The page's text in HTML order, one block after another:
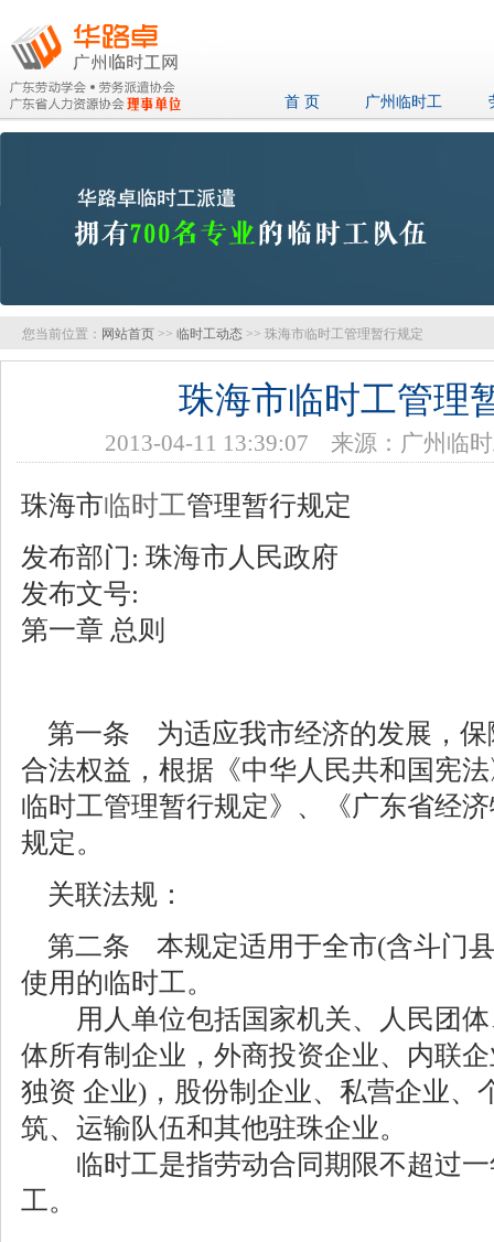
首 页 广州临时工
您当前位置： 网站首页 >> 临时工动态 >> 珠海市临时工管理暂行规定
珠海市临时工管理
2013-04-11 13:39:07 来源：广州临
珠海市临时工管理暂行规定
发布部门: 珠海市人民政府
发布文号:
第一章 总则
第一条 为适应我市经济的发展，保
合法权益，根据《中华人民共和国宪
临时工管理暂行规定》、《广东省经
规定。
关联法规：
第二条 本规定适用于全市(含斗门
使用的临时工。
用人单位包括国家机关、人民团体
体所有制企业，外商投资企业、内联
独资 企业)，股份制企业、私营企业、
筑、运输队伍和其他驻珠企业。
临时工是指劳动合同期限不超过一
工。